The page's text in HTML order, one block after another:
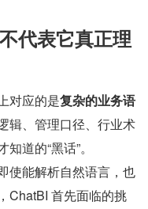
代表它真正理
对应的是复杂的业务语
辑、管理口径、行业术
道的“黑话”。
使能解析自然语言，也
ChatBI 首先面临的挑